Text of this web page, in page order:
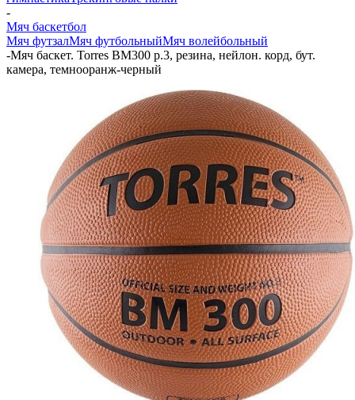
-
Мяч баскетбол
Мяч футзалМяч футбольныйМяч волейбольный
-Мяч баскет. Torres BM300 р.3, резина, нейлон. корд, бут.
камера, темнооранж-черный